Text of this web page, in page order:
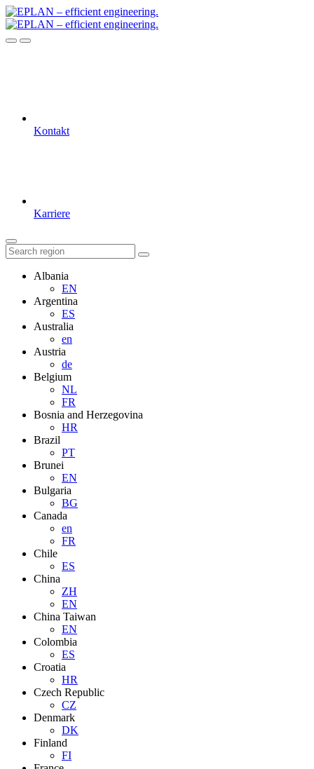
Kontakt
Karriere
Albania
EN
Argentina
ES
Australia
en
Austria
de
Belgium
NL
FR
Bosnia and Herzegovina
HR
Brazil
PT
Brunei
EN
Bulgaria
BG
Canada
en
FR
Chile
ES
China
ZH
EN
China Taiwan
EN
Colombia
ES
Croatia
HR
Czech Republic
CZ
Denmark
DK
Finland
FI